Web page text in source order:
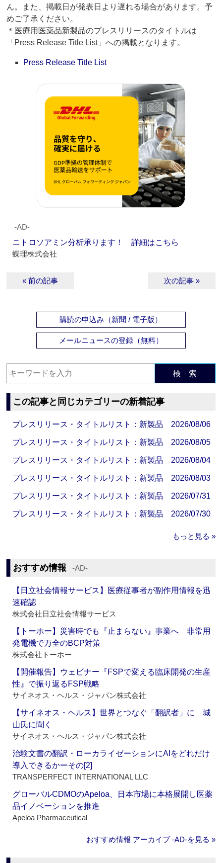
ん。また、掲載日が発表日より遅れる場合があります。予
めご了承ください。
＊医療用医薬品新製品のプレスリリースのタイトルは
「Press Release Title List」への掲載となります。
Press Release Title List
‐AD‐
ニトロソアミン分析承ります！ 詳細はこちら
蝶理株式会社
« 前の記事 次の記事 »
購読の申込み（新聞 / 電子版）
メールニュースの登録（無料）
検 索
この記事と同じカテゴリーの新着記事
プレスリリース・タイトルリスト：新製品 2026/08/06
プレスリリース・タイトルリスト：新製品 2026/08/05
プレスリリース・タイトルリスト：新製品 2026/08/04
プレスリリース・タイトルリスト：新製品 2026/08/03
プレスリリース・タイトルリスト：新製品 2026/07/31
プレスリリース・タイトルリスト：新製品 2026/07/30
もっと見る »
おすすめ情報 ‐AD‐
【日立社会情報サービス】医療従事者が副作用情報を迅
速確認
株式会社日立社会情報サービス
【トーホー】災害時でも『止まらない』事業へ 非常用
発電機で万全のBCP対策
株式会社トーホー
【開催報告】ウェビナー『FSPで変える臨床開発の生産
性』で振り返るFSP戦略
サイネオス・ヘルス・ジャパン株式会社
【サイネオス・ヘルス】世界とつなぐ「翻訳者」に 城
山氏に聞く
サイネオス・ヘルス・ジャパン株式会社
治験文書の翻訳・ローカライゼーションにAIをどれだけ
導入できるかーその[2]
TRANSPERFECT INTERNATIONAL LLC
グローバルCDMOのApeloa、日本市場に本格展開し医薬
品イノベーションを推進
Apeloa Pharmaceutical
おすすめ情報 アーカイブ ‐AD‐を見る »